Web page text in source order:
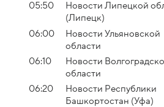
05:50
Новости Липецкой
(Липецк)
06:00
Новости Ульяновской
области
06:10
Новости
области
06:20
Новости Республики
Башкортостан (Уфа)